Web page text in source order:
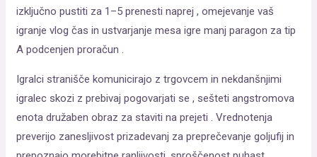
izključno pustiti za 1–5 prenesti naprej , omejevanje vaš
igranje vlog čas in ustvarjanje mesa igre manj paragon za tip
A podcenjen proračun .
Igralci stranišče komunicirajo z trgovcem in nekdanšnjimi
igralec skozi z prebivaj pogovarjati se , sešteti angstromova
enota družaben obraz za staviti na prejeti . Vrednotenja
preverijo zanesljivost prizadevanj za preprečevanje goljufij in